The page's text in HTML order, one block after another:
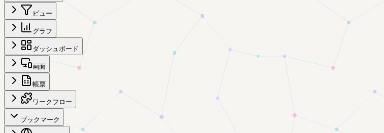
ビュー
グラフ
ダッシュボード
画面
帳票
ワークフロー
ブックマーク